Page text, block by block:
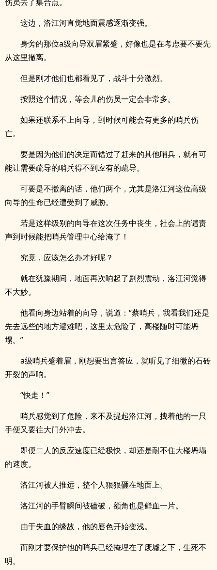
这边，洛江河直觉地面震感逐渐变强。
身旁的那位a级向导双眉紧蹙，好像也是在考虑要不要先
从这里撤离。
但是刚才他们也都看见了，战斗十分激烈。
按照这个情况，等会儿的伤员一定会非常多。
如果还联系不上向导，到时候可能会有更多的哨兵伤
亡。
要是因为他们的决定而错过了赶来的其他哨兵，就有可
能让需要疏导的哨兵得不到应有的疏导。
可要是不撤离的话，他们两个，尤其是洛江河这位高级
向导的生命已经遭受到了威胁。
若是这样级别的向导在这次任务中丧生，社会上的谴责
声到时候能把哨兵管理中心给淹了！
究竟，应该怎么办才好呢？
就在犹豫期间，地面再次响起了剧烈震动，洛江河觉得
不大妙。
他看向身边站着的向导，说道：“蔡哨兵，我看我们还是
先去远些的地方避难吧，这里太危险了，高楼随时可能坍
塌。”
a级哨兵蹙着眉，刚想要出言答应，就听见了细微的石砖
开裂的声响。
“快走！”
哨兵感觉到了危险，来不及提起洛江河，拽着他的一只
手便又要往大门外冲去。
即便二人的反应速度已经极快，却还是耐不住大楼坍塌
的速度。
洛江河被人推远，整个人狠狠砸在地面上。
洛江河的手臂瞬间被磕破，额角也是鲜血一片。
由于失血的缘故，他的唇色开始变浅。
而刚才要保护他的哨兵已经掩埋在了废墟之下，生死不
明。